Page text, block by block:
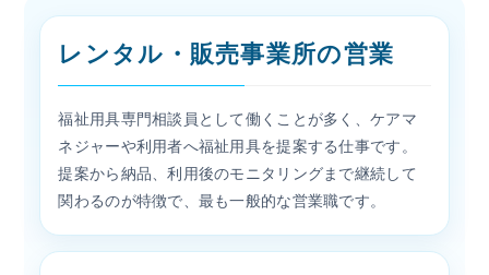
レンタル・販売事業所の営業
福祉用具専門相談員として働くことが多く、ケアマ
ネジャーや利用者へ福祉用具を提案する仕事です。
提案から納品、利用後のモニタリングまで継続して
関わるのが特徴で、最も一般的な営業職です。